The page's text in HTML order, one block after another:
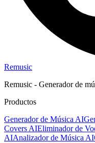
Remusic
Remusic - Generador de
Productos
Generador de Música AI
Covers AIEliminador de
AIAnalizador de Música AI